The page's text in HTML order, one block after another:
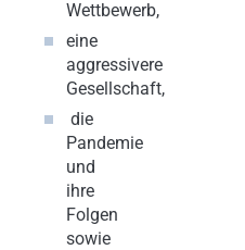
Wettbewerb,
eine
aggressivere
Gesellschaft,
die
Pandemie
und
ihre
Folgen
sowie